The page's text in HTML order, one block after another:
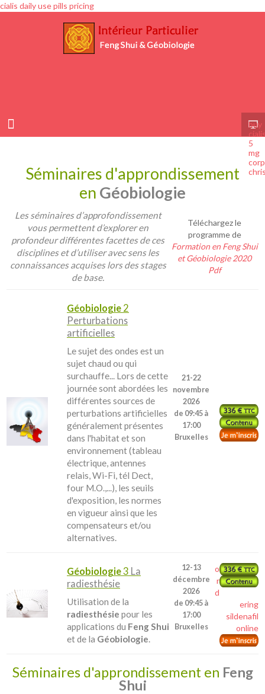
cialis daily use pills pricing
buy
5
mg
Séminaires d'approndissement
en Géobiologie
Les séminaires d’approfondissement
vous permettent d’explorer en
profondeur différentes facettes de ces
disciplines et d’utiliser avec sens les
connaissances acquises lors des stages
de base.
Téléchargez le
programme de
Formation en Feng Shui
et Géobiologie 2020
Pdf
Géobiologie 2
Perturbations
artificielles
Le sujet des ondes est un
sujet chaud ou qui
surchauffe... Lors de cette
journée sont abordées les
différentes sources de
perturbations artificielles
généralement présentes
dans l'habitat et son
environnement (tableau
électrique, antennes
relais, Wi-Fi, tél Dect,
four M.O.,...), les seuils
d'exposition, les normes
en vigueur ainsi que les
compensateurs et/ou
alternatives.
21-22
novembre
2026
de 09:45 à
17:00
Bruxelles
Géobiologie3 La
radiesthésie
Utilisation de la
radiesthésie pour les
applications du Feng Shui
et de la Géobiologie.
12-13
décembre
2026
de 09:45 à
17:00
Bruxelles
o
r
d
ering
sildenafil
online
Séminaires d'approndissement en Feng
Shui